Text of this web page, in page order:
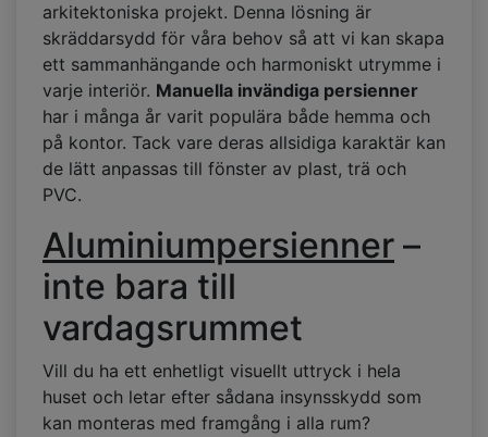
arkitektoniska projekt. Denna lösning är
skräddarsydd för våra behov så att vi kan skapa
ett sammanhängande och harmoniskt utrymme i
varje interiör. Manuella invändiga persienner
har i många år varit populära både hemma och
på kontor. Tack vare deras allsidiga karaktär kan
de lätt anpassas till fönster av plast, trä och
PVC.
Aluminiumpersienner –
inte bara till
vardagsrummet
Vill du ha ett enhetligt visuellt uttryck i hela
huset och letar efter sådana insynsskydd som
kan monteras med framgång i alla rum?